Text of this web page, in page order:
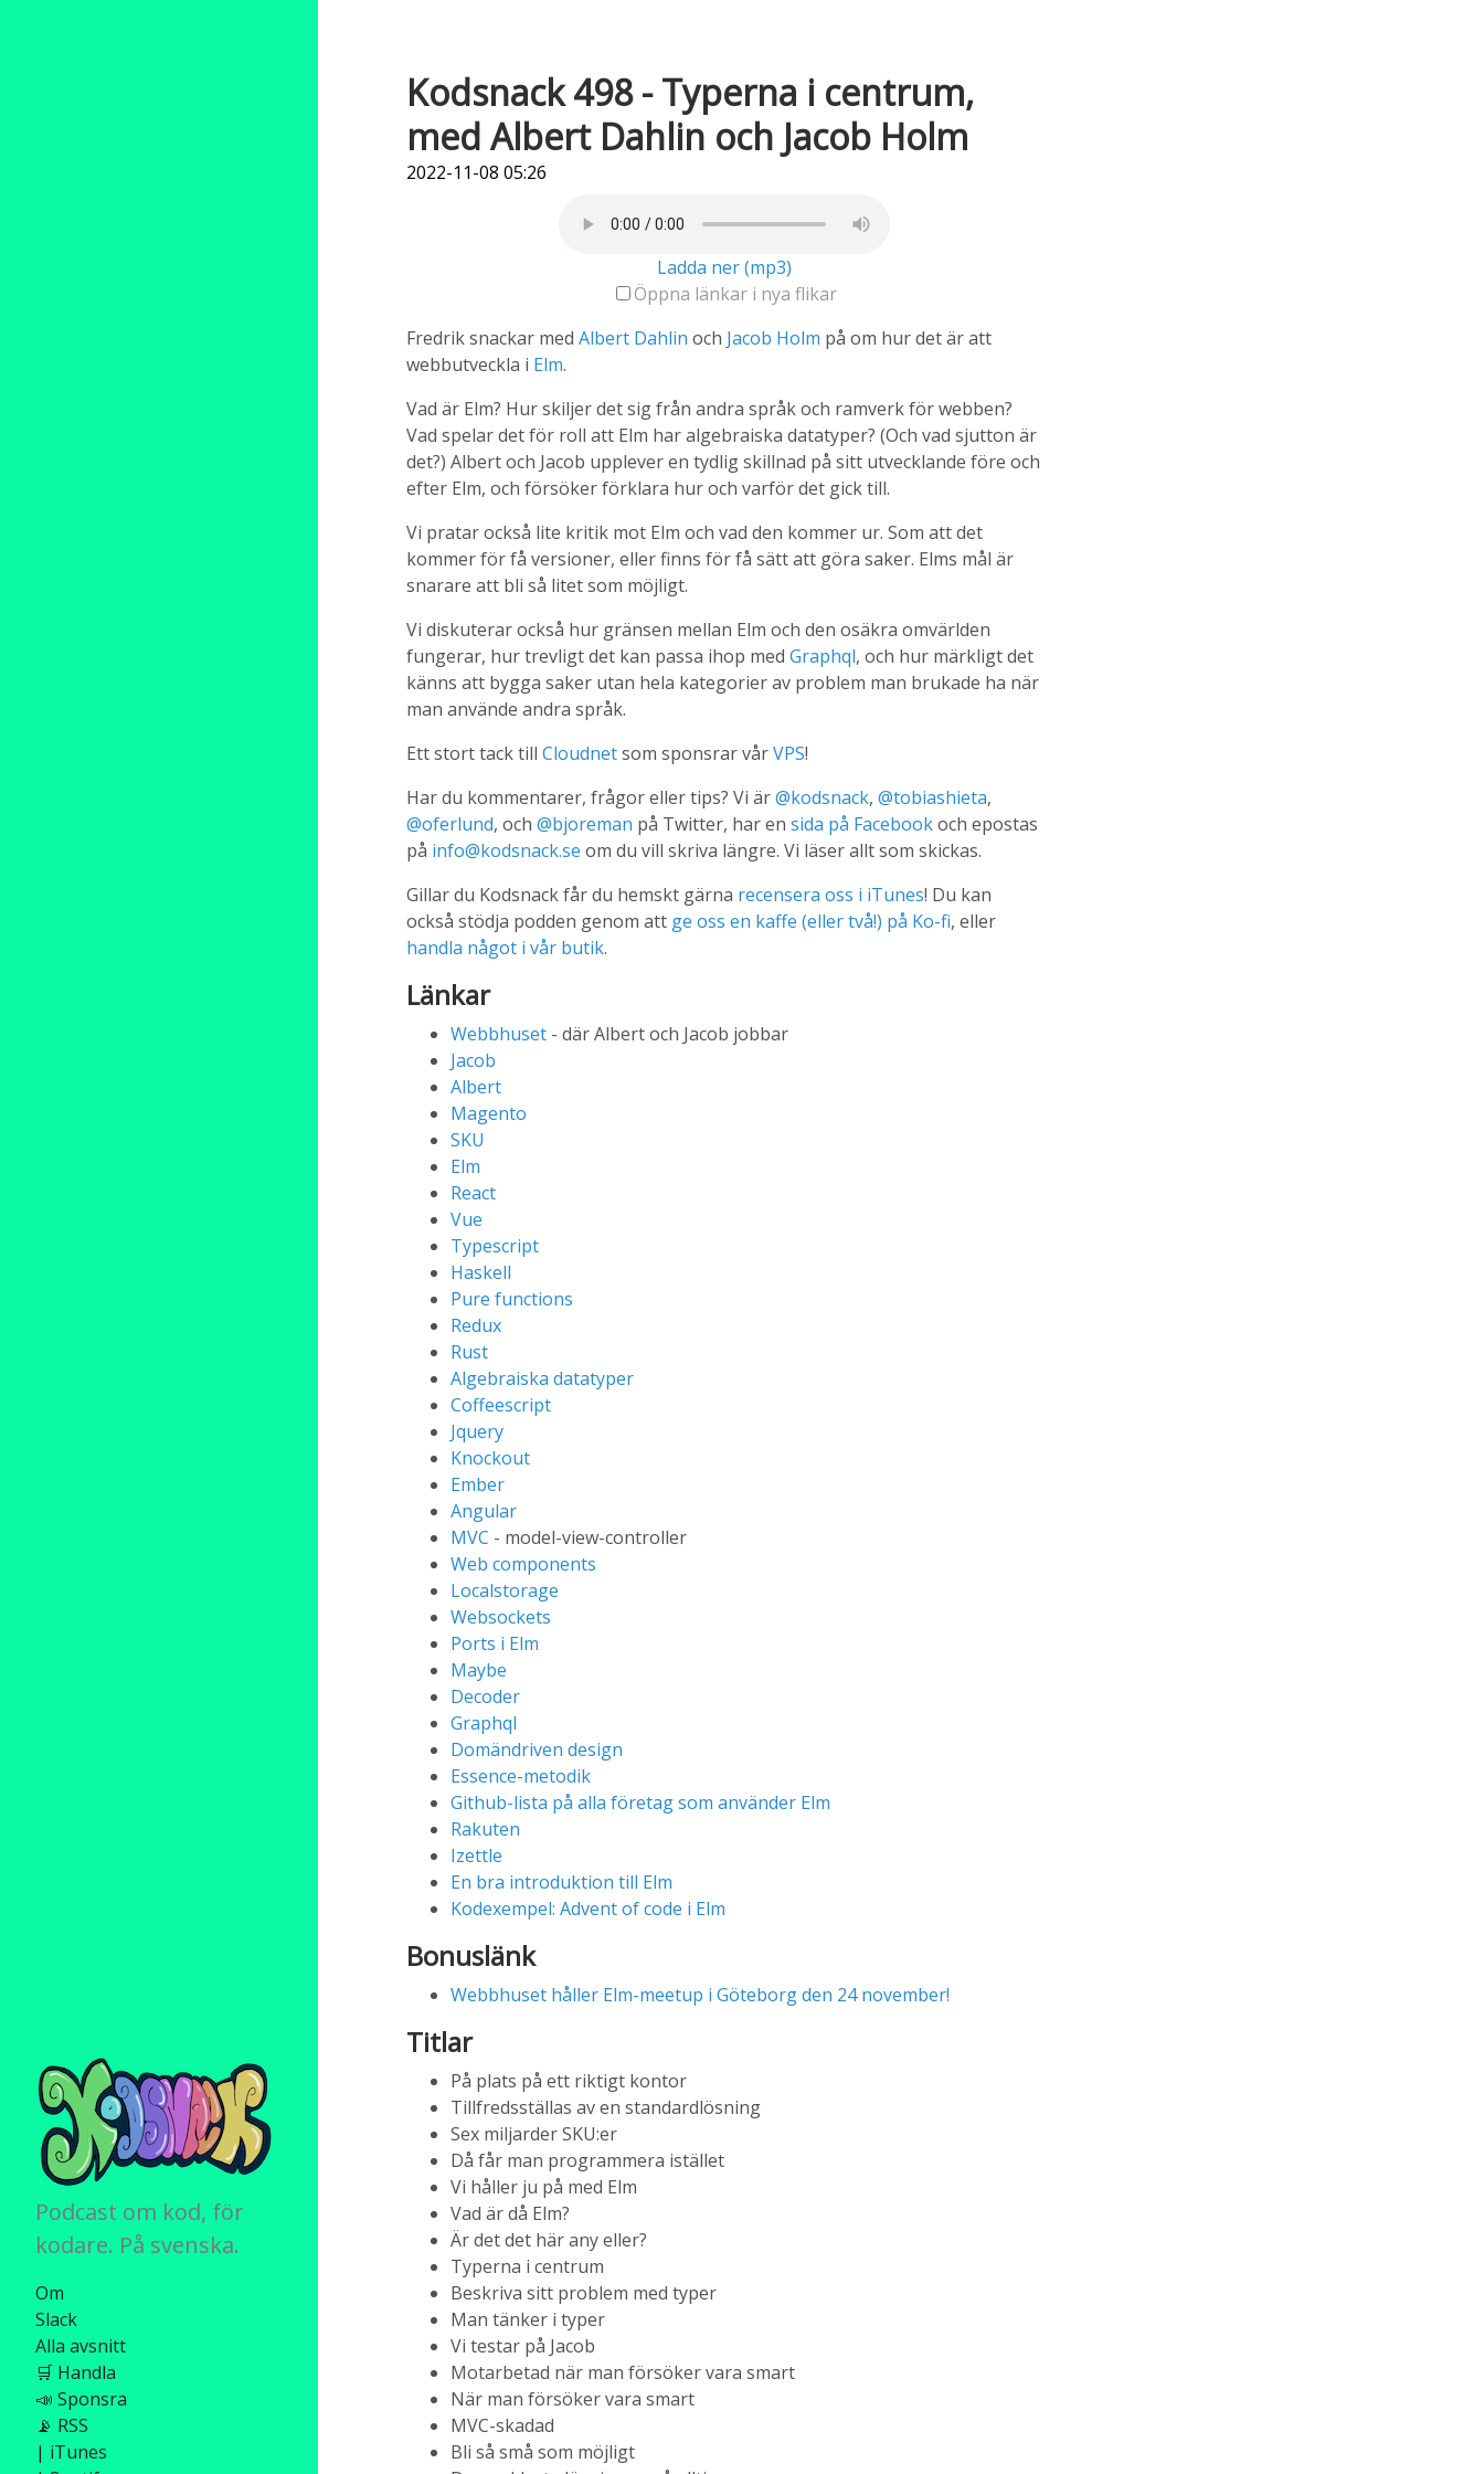
Podcast om kod, för
kodare. På svenska.
Om
Slack
Alla avsnitt
🛒 Handla
📣 Sponsra
📡 RSS
| iTunes
Kodsnack 498 - Typerna i centrum,
med Albert Dahlin och Jacob Holm
2022-11-08 05:26
Ladda ner (mp3)
Öppna länkar i nya flikar
Fredrik snackar med Albert Dahlin och Jacob Holm på om hur det är att
webbutveckla i Elm.
Vad är Elm? Hur skiljer det sig från andra språk och ramverk för webben?
Vad spelar det för roll att Elm har algebraiska datatyper? (Och vad sjutton är
det?) Albert och Jacob upplever en tydlig skillnad på sitt utvecklande före och
efter Elm, och försöker förklara hur och varför det gick till.
Vi pratar också lite kritik mot Elm och vad den kommer ur. Som att det
kommer för få versioner, eller finns för få sätt att göra saker. Elms mål är
snarare att bli så litet som möjligt.
Vi diskuterar också hur gränsen mellan Elm och den osäkra omvärlden
fungerar, hur trevligt det kan passa ihop med Graphql, och hur märkligt det
känns att bygga saker utan hela kategorier av problem man brukade ha när
man använde andra språk.
Ett stort tack till Cloudnetsom sponsrar vårVPS!
Har du kommentarer, frågor eller tips? Vi är@kodsnack, @tobiashieta,
@oferlund, och @bjoreman på Twitter, har en sida på Facebookoch epostas
på info@kodsnack.se om du vill skriva längre. Vi läser allt som skickas.
Gillar du Kodsnack får du hemskt gärna recensera oss i iTunes! Du kan
också stödja podden genom att ge oss en kaffe (eller två!) på Ko-fi, eller
handla något i vår butik.
Länkar
Webbhuset - där Albert och Jacob jobbar
Jacob
Albert
Magento
SKU
Elm
React
Vue
Typescript
Haskell
Pure functions
Redux
Rust
Algebraiska datatyper
Coffeescript
Jquery
Knockout
Ember
Angular
MVC - model-view-controller
Web components
Localstorage
Websockets
Ports i Elm
Maybe
Decoder
Graphql
Domändriven design
Essence-metodik
Github-lista på alla företag som använder Elm
Rakuten
Izettle
En bra introduktion till Elm
Kodexempel: Advent of code i Elm
Bonuslänk
Webbhuset håller Elm-meetup i Göteborg den 24 november!
Titlar
På plats på ett riktigt kontor
Tillfredsställas av en standardlösning
Sex miljarder SKU:er
Då får man programmera istället
Vi håller ju på med Elm
Vad är då Elm?
Är det det här any eller?
Typerna i centrum
Beskriva sitt problem med typer
Man tänker i typer
Vi testar på Jacob
Motarbetad när man försöker vara smart
När man försöker vara smart
MVC-skadad
Bli så små som möjligt